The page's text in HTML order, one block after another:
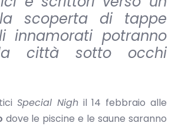
scoperta di tappe
innamorati potranno
città sotto occhi
Special Nighil 14 febbraio alle
dove le piscine e le saune saranno